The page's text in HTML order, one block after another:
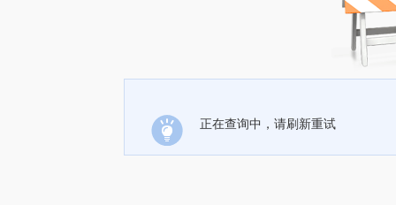
正在查询中，请刷新重试